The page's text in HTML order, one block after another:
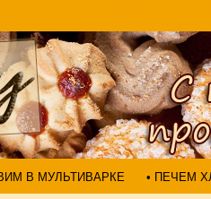
В МУЛЬТИВАРКЕ • ПЕЧЕМ